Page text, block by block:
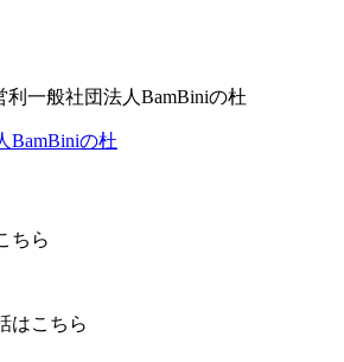
一般社団法人BamBiniの杜
ちら
はこちら